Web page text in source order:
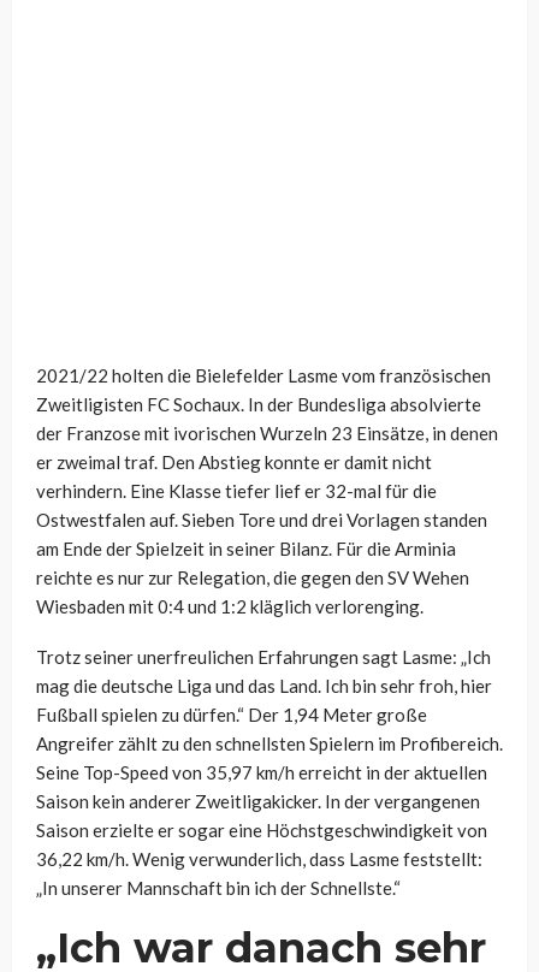
2021/22 holten die Bielefelder Lasme vom französischen
Zweitligisten FC Sochaux. In der Bundesliga absolvierte
der Franzose mit ivorischen Wurzeln 23 Einsätze, in denen
er zweimal traf. Den Abstieg konnte er damit nicht
verhindern. Eine Klasse tiefer lief er 32-mal für die
Ostwestfalen auf. Sieben Tore und drei Vorlagen standen
am Ende der Spielzeit in seiner Bilanz. Für die Arminia
reichte es nur zur Relegation, die gegen den SV Wehen
Wiesbaden mit 0:4 und 1:2 kläglich verlorenging.
Trotz seiner unerfreulichen Erfahrungen sagt Lasme: „Ich
mag die deutsche Liga und das Land. Ich bin sehr froh, hier
Fußball spielen zu dürfen.“ Der 1,94 Meter große
Angreifer zählt zu den schnellsten Spielern im Profibereich.
Seine Top-Speed von 35,97 km/h erreicht in der aktuellen
Saison kein anderer Zweitligakicker. In der vergangenen
Saison erzielte er sogar eine Höchstgeschwindigkeit von
36,22 km/h. Wenig verwunderlich, dass Lasme feststellt:
„In unserer Mannschaft bin ich der Schnellste.“
„Ich war danach sehr